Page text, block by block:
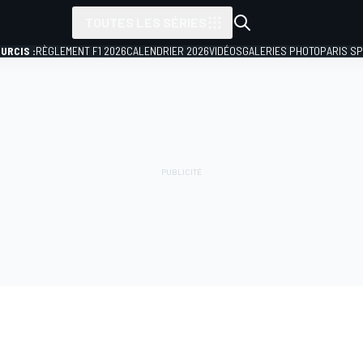
:RÈGLEMENT F1 2026CALENDRIER 2026VIDÉOSGALERIES PHOTOPARIS